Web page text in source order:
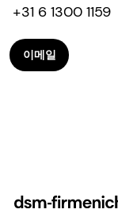
+31 6 1300 1159
이메일